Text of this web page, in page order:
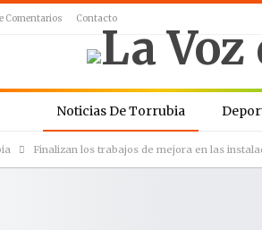
Comentarios Contacto
Noticias De Torrubia
Finalizan los trabajos de mejora en las